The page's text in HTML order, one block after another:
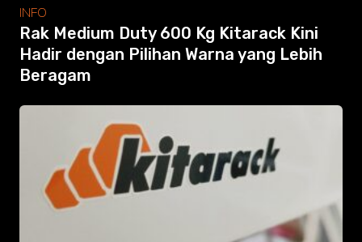
Accessories
Info
Gallery
Photo
Video
Contact
INFO
Rak Medium Duty 600 Kg Kitarack Kini
Hadir dengan Pilihan Warna yang Lebih
Beragam